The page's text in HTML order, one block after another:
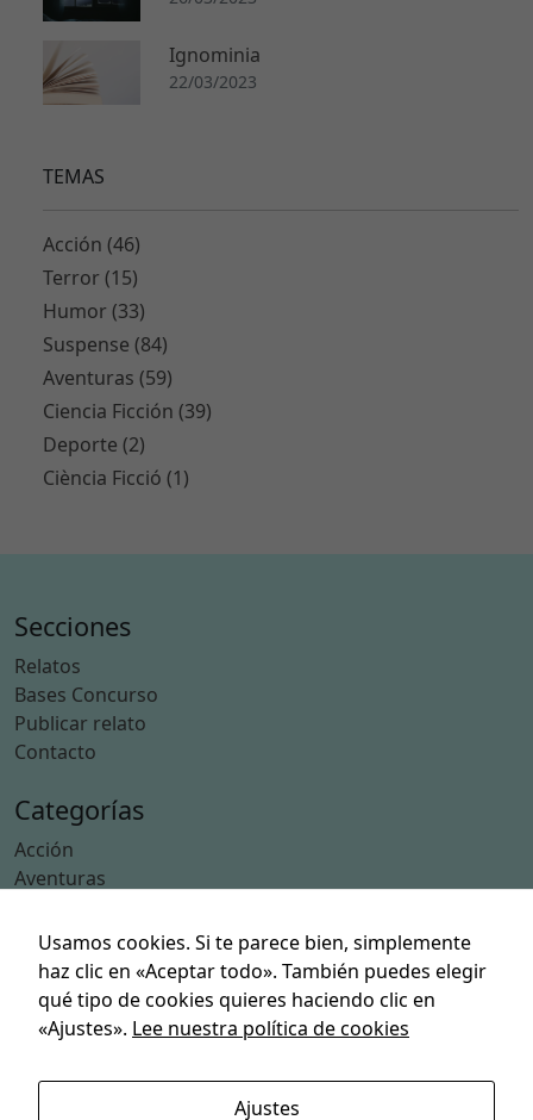
Ignominia
22/03/2023
TEMAS
Acción (46)
Terror (15)
Humor (33)
Suspense (84)
Aventuras (59)
Ciencia Ficción (39)
Deporte (2)
Ciència Ficció (1)
Secciones
Relatos
Bases Concurso
Publicar relato
Contacto
Categorías
Acción
Aventuras
Deporte
Humor
Suspense
Terror
Políticas
Usamos cookies. Si te parece bien, simplemente
haz clic en «Aceptar todo». También puedes elegir
qué tipo de cookies quieres haciendo clic en
«Ajustes». Lee nuestra política de cookies
Ajustes